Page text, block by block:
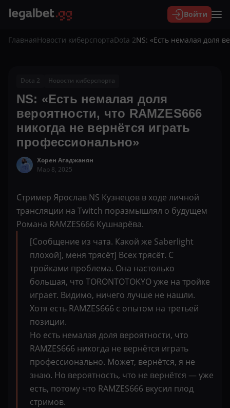
Войти
ГлавнаяНовости киберспортаDota 2NS: «Есть немалая доля
Dota 2 Новости киберспорта
NS: «Есть немалая доля
вероятности, что RAMZES666
никогда не вернётся играть
профессионально»
Хорен Агаджанян
Мар 8, 2025
Стример Ярослав NS Кузнецов в ходе личной
трансляции на Twitch поразмышлял о будущем
Романа RAMZES666 Кушнарёва.
[Сообщение из чата. Какой же Saberlight
плохой], меня трясёт] Всех трясёт. С
тройками проблема. Она настолько
большая, что TORONTOTOKYO уже на тройке
играет. Видимо, ничего лучше не нашли.
Хотя есть RAMZES666 с опытом на третьей
позиции.
Но есть немалая доля вероятности, что
RAMZES666 никогда не вернётся играть
профессионально. Может, вернётся, я не
знаю. Но вероятность, что не вернётся — уже
есть, потому что RAMZES666 вкусил плод
стримов.